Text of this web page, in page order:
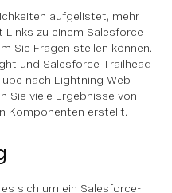
aufgelistet, mehr
Links zu einem Salesforce
Sie Fragen stellen können.
und Salesforce Trailhead
nach Lightning Web
Sie viele Ergebnisse von
Komponenten erstellt.
sich um ein Salesforce-